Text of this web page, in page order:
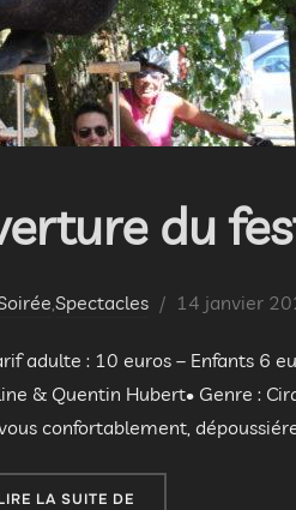
du
Spectacles
Publié
14 janvier
adulte : 10 euros – Enfants 6
& Quentin Hubert• Genre :
confortablement,
LA SUITE DE« SOIRÉE